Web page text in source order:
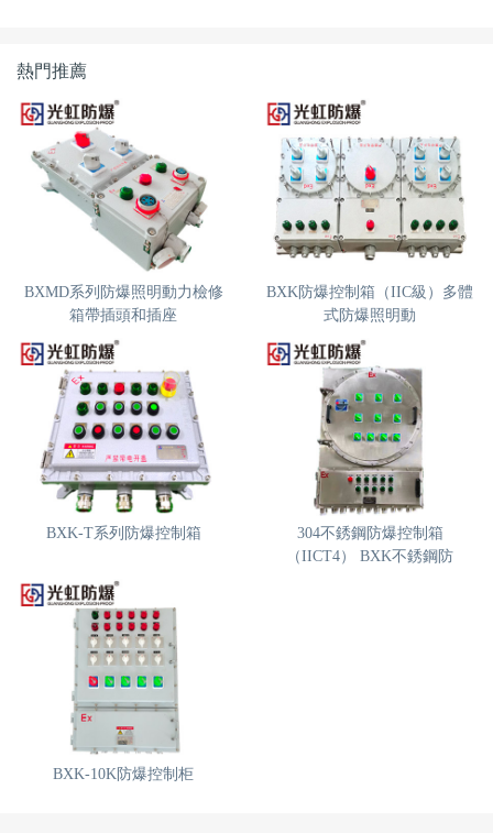
熱門推薦
BXMD系列防爆照明動力檢修
箱帶插頭和插座
BXK防爆控制箱（IIC級）多體
式防爆照明動
BXK-T系列防爆控制箱
304不銹鋼防爆控制箱
（IICT4） BXK不銹鋼防
BXK-10K防爆控制柜